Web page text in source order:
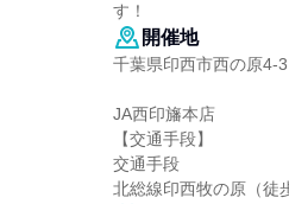
す！
開催地
千葉県印西市西の原4-3
JA西印旛本店
【交通手段】
交通手段
北総線印西牧の原（徒